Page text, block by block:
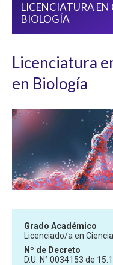
ESTUDIANTES
FUNCIONARIOS
LICENCIATURA
BIOLOGÍA
Licenciatura
en Biología
Grado Académico
Licenciado/a en
Nº de Decreto
D.U. N° 0034153 de